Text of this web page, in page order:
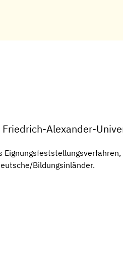
Alexander-
Bildungsinländer.